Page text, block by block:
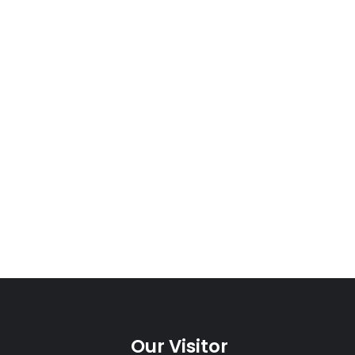
Our Visitor